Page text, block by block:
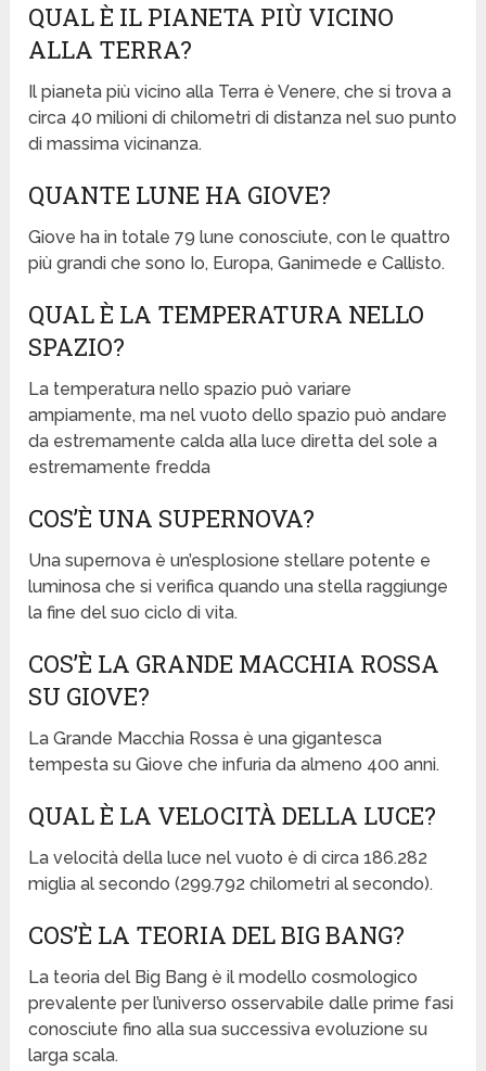
QUAL È IL PIANETA PIÙ VICINO
ALLA TERRA?
Il pianeta più vicino alla Terra è Venere, che si trova a
circa 40 milioni di chilometri di distanza nel suo punto
di massima vicinanza.
QUANTE LUNE HA GIOVE?
Giove ha in totale 79 lune conosciute, con le quattro
più grandi che sono Io, Europa, Ganimede e Callisto.
QUAL È LA TEMPERATURA NELLO
SPAZIO?
La temperatura nello spazio può variare
ampiamente, ma nel vuoto dello spazio può andare
da estremamente calda alla luce diretta del sole a
estremamente fredda
COS’È UNA SUPERNOVA?
Una supernova è un’esplosione stellare potente e
luminosa che si verifica quando una stella raggiunge
la fine del suo ciclo di vita.
COS’È LA GRANDE MACCHIA ROSSA
SU GIOVE?
La Grande Macchia Rossa è una gigantesca
tempesta su Giove che infuria da almeno 400 anni.
QUAL È LA VELOCITÀ DELLA LUCE?
La velocità della luce nel vuoto è di circa 186.282
miglia al secondo (299.792 chilometri al secondo).
COS’È LA TEORIA DEL BIG BANG?
La teoria del Big Bang è il modello cosmologico
prevalente per l’universo osservabile dalle prime fasi
conosciute fino alla sua successiva evoluzione su
larga scala.